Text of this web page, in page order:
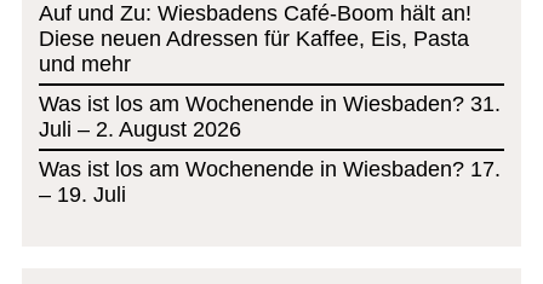
Auf und Zu: Wiesbadens Café-Boom hält an!
Diese neuen Adressen für Kaffee, Eis, Pasta
und mehr
Was ist los am Wochenende in Wiesbaden? 31.
Juli – 2. August 2026
Was ist los am Wochenende in Wiesbaden? 17.
– 19. Juli